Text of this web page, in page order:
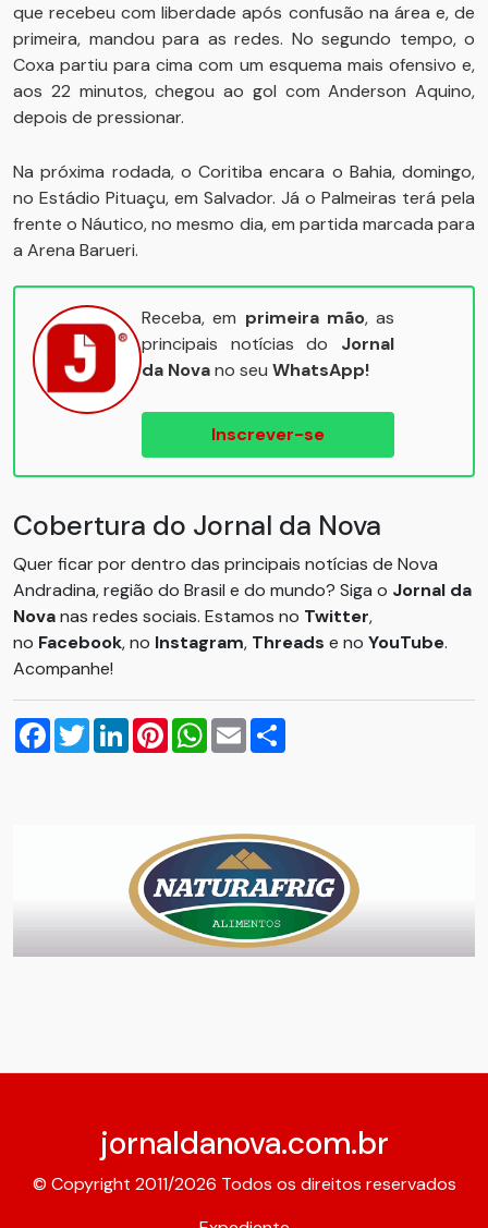
que recebeu com liberdade após confusão na área e, de
primeira, mandou para as redes. No segundo tempo, o
Coxa partiu para cima com um esquema mais ofensivo e,
aos 22 minutos, chegou ao gol com Anderson Aquino,
depois de pressionar.
Na próxima rodada, o Coritiba encara o Bahia, domingo,
no Estádio Pituaçu, em Salvador. Já o Palmeiras terá pela
frente o Náutico, no mesmo dia, em partida marcada para
a Arena Barueri.
Receba, em primeira mão, as
principais notícias do Jornal
da Novano seu WhatsApp!
Inscrever-se
Cobertura do Jornal da Nova
Quer ficar por dentro das principais notícias de Nova
Andradina, região do Brasil e do mundo? Siga o Jornal da
Novanas redes sociais. Estamos no Twitter,
no Facebook, no Instagram, Threads e no YouTube.
Acompanhe!
Facebook
TwitterLinkedInPinterestWhatsApp
Email
jornaldanova.com.br
© Copyright 2011/2026 Todos os direitos reservados